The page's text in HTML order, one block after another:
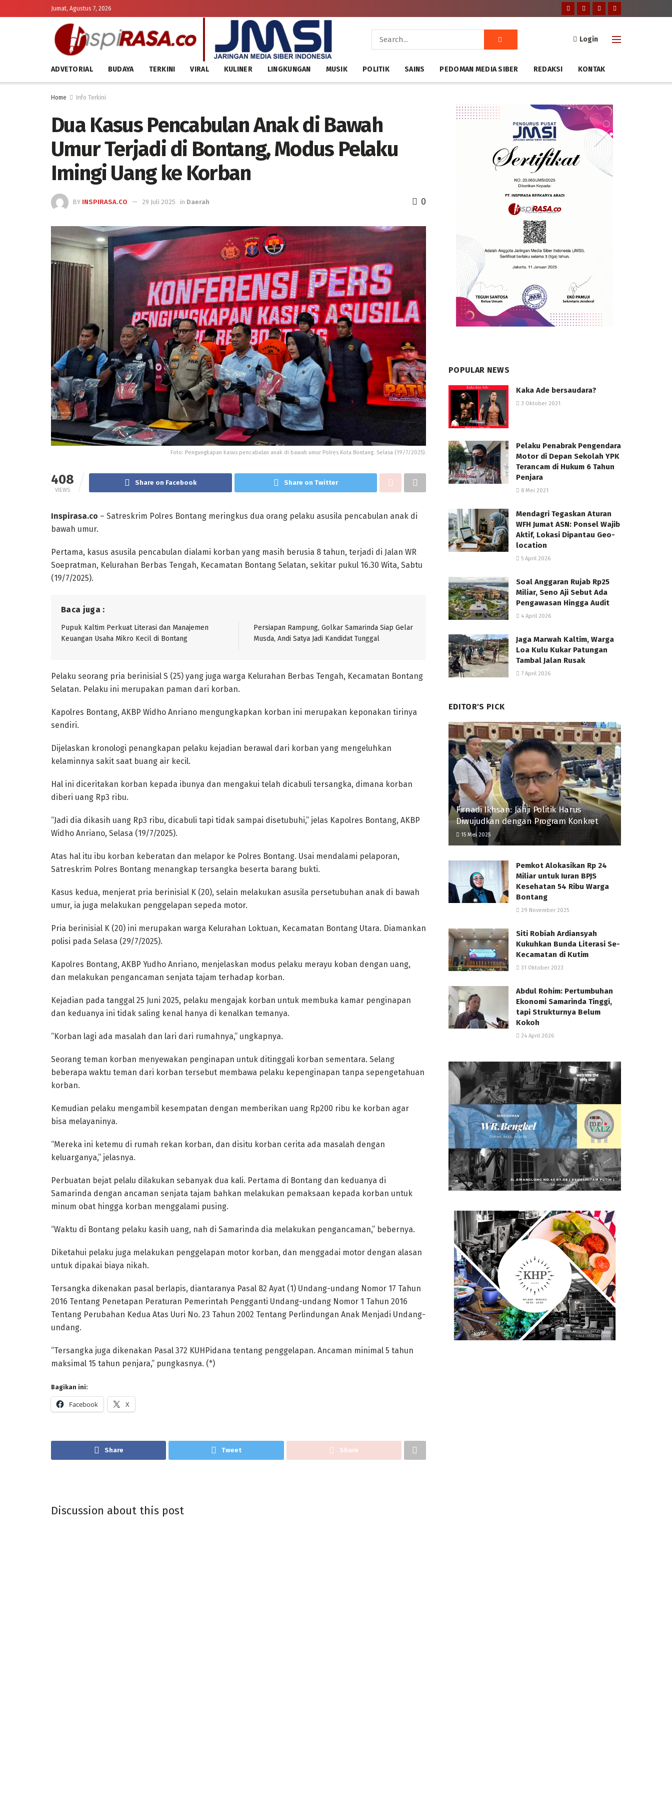
Jumat, Agustus 7, 2026
Login
ADVETORIAL BUDAYA TERKINI VIRAL KULINER LINGKUNGAN MUSIK POLITIK SAINS PEDOMAN MEDIA SIBER REDAKSI KONTAK
Home Info Terkini
Dua Kasus Pencabulan Anak di Bawah
Umur Terjadi di Bontang, Modus Pelaku
Imingi Uang ke Korban
BY INSPIRASA.CO 29 Juli 2025 in Daerah 0
Foto: Pengungkapan kasus pencabulan anak di bawah umur Polres Kota Bontang. Selasa (19/7/2025).
408
VIEWS
Share on Facebook Share on Twitter
Inspirasa.co – Satreskrim Polres Bontang meringkus dua orang pelaku asusila pencabulan anak di
bawah umur.
Pertama, kasus asusila pencabulan dialami korban yang masih berusia 8 tahun, terjadi di Jalan WR
Soepratman, Kelurahan Berbas Tengah, Kecamatan Bontang Selatan, sekitar pukul 16.30 Wita, Sabtu
(19/7/2025).
Baca juga :
Pupuk Kaltim Perkuat Literasi dan Manajemen
Keuangan Usaha Mikro Kecil di Bontang
Persiapan Rampung, Golkar Samarinda Siap Gelar
Musda, Andi Satya Jadi Kandidat Tunggal
Pelaku seorang pria berinisial S (25) yang juga warga Kelurahan Berbas Tengah, Kecamatan Bontang
Selatan. Pelaku ini merupakan paman dari korban.
Kapolres Bontang, AKBP Widho Anriano mengungkapkan korban ini merupakan keponakan tirinya
sendiri.
Dijelaskan kronologi penangkapan pelaku kejadian berawal dari korban yang mengeluhkan
kelaminnya sakit saat buang air kecil.
Hal ini diceritakan korban kepada ibunya dan mengakui telah dicabuli tersangka, dimana korban
diberi uang Rp3 ribu.
“Jadi dia dikasih uang Rp3 ribu, dicabuli tapi tidak sampai disetubuhi,” jelas Kapolres Bontang, AKBP
Widho Anriano, Selasa (19/7/2025).
Atas hal itu ibu korban keberatan dan melapor ke Polres Bontang. Usai mendalami pelaporan,
Satreskrim Polres Bontang menangkap tersangka beserta barang bukti.
Kasus kedua, menjerat pria berinisial K (20), selain melakukan asusila persetubuhan anak di bawah
umur, ia juga melakukan penggelapan sepeda motor.
Pria berinisial K (20) ini merupakan warga Kelurahan Loktuan, Kecamatan Bontang Utara. Diamankan
polisi pada Selasa (29/7/2025).
Kapolres Bontang, AKBP Yudho Anriano, menjelaskan modus pelaku merayu koban dengan uang,
dan melakukan pengancaman senjata tajam terhadap korban.
Kejadian pada tanggal 25 Juni 2025, pelaku mengajak korban untuk membuka kamar penginapan
dan keduanya ini tidak saling kenal hanya di kenalkan temanya.
“Korban lagi ada masalah dan lari dari rumahnya,” ungkapnya.
Seorang teman korban menyewakan penginapan untuk ditinggali korban sementara. Selang
beberapa waktu teman dari korban tersebut membawa pelaku kepenginapan tanpa sepengetahuan
korban.
Kemudian pelaku mengambil kesempatan dengan memberikan uang Rp200 ribu ke korban agar
bisa melayaninya.
“Mereka ini ketemu di rumah rekan korban, dan disitu korban cerita ada masalah dengan
keluarganya,” jelasnya.
Perbuatan bejat pelalu dilakukan sebanyak dua kali. Pertama di Bontang dan keduanya di
Samarinda dengan ancaman senjata tajam bahkan melakukan pemaksaan kepada korban untuk
minum obat hingga korban menggalami pusing.
“Waktu di Bontang pelaku kasih uang, nah di Samarinda dia melakukan pengancaman,” bebernya.
Diketahui pelaku juga melakukan penggelapan motor korban, dan menggadai motor dengan alasan
untuk dipakai biaya nikah.
Tersangka dikenakan pasal berlapis, diantaranya Pasal 82 Ayat (1) Undang-undang Nomor 17 Tahun
2016 Tentang Penetapan Peraturan Pemerintah Pengganti Undang-undang Nomor 1 Tahun 2016
Tentang Perubahan Kedua Atas Uuri No. 23 Tahun 2002 Tentang Perlindungan Anak Menjadi Undang-
undang.
“Tersangka juga dikenakan Pasal 372 KUHPidana tentang penggelapan. Ancaman minimal 5 tahun
maksimal 15 tahun penjara,” pungkasnya. (*)
Bagikan ini:
Facebook X
Share Tweet Share
Discussion about this post
POPULAR NEWS
Kaka Ade bersaudara?
3 Oktober 2021
Pelaku Penabrak Pengendara
Motor di Depan Sekolah YPK
Terancam di Hukum 6 Tahun
Penjara
8 Mei 2021
Mendagri Tegaskan Aturan
WFH Jumat ASN: Ponsel Wajib
Aktif, Lokasi Dipantau Geo-
location
5 April 2026
Soal Anggaran Rujab Rp25
Miliar, Seno Aji Sebut Ada
Pengawasan Hingga Audit
4 April 2026
Jaga Marwah Kaltim, Warga
Loa Kulu Kukar Patungan
Tambal Jalan Rusak
7 April 2026
EDITOR'S PICK
Firnadi Ikhsan: Janji Politik Harus
Diwujudkan dengan Program Konkret
15 Mei 2025
Pemkot Alokasikan Rp 24
Miliar untuk Iuran BPJS
Kesehatan 54 Ribu Warga
Bontang
29 November 2025
Siti Robiah Ardiansyah
Kukuhkan Bunda Literasi Se-
Kecamatan di Kutim
31 Oktober 2023
Abdul Rohim: Pertumbuhan
Ekonomi Samarinda Tinggi,
tapi Strukturnya Belum
Kokoh
24 April 2026